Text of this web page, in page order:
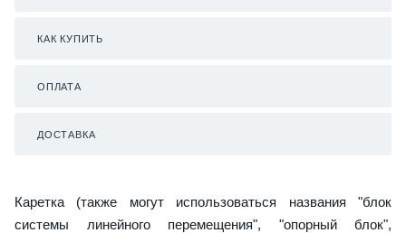
КАК КУПИТЬ
ОПЛАТА
ДОСТАВКА
Каретка (также могут использоваться названия "блок
системы линейного перемещения", "опорный блок",